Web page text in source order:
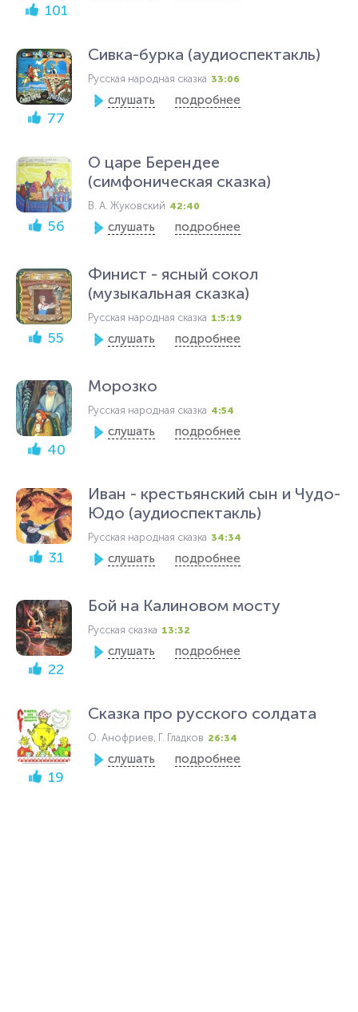
101
77
Сивка-бурка (аудиоспектакль)
Русская народная сказка 33:06
слушать подробнее
56
О царе Берендее
(симфоническая сказка)
В. А. Жуковский 42:40
слушать подробнее
55
Финист - ясный сокол
(музыкальная сказка)
Русская народная сказка 1:5:19
слушать подробнее
40
Морозко
Русская народная сказка 4:54
слушать подробнее
31
Иван - крестьянский сын и Чудо-
Юдо (аудиоспектакль)
Русская народная сказка 34:34
слушать подробнее
22
Бой на Калиновом мосту
Русская сказка 13:32
слушать подробнее
19
Сказка про русского солдата
О. Анофриев, Г. Гладков 26:34
слушать подробнее